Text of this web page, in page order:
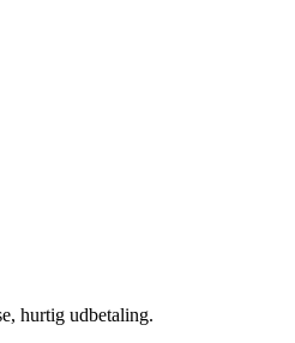
hurtig udbetaling.